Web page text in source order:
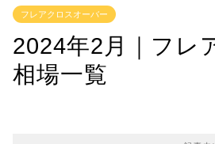
フレアクロスオーバー
2024年2月｜フレ
相場一覧